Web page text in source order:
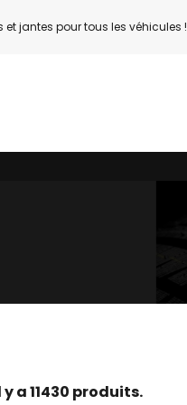
jantes pour tous les véhicules !
y a 11430 produits.